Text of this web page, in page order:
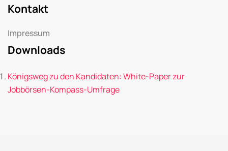
Kontakt
Impressum
Downloads
Königsweg zu den Kandidaten: White-Paper zur
Jobbörsen-Kompass-Umfrage